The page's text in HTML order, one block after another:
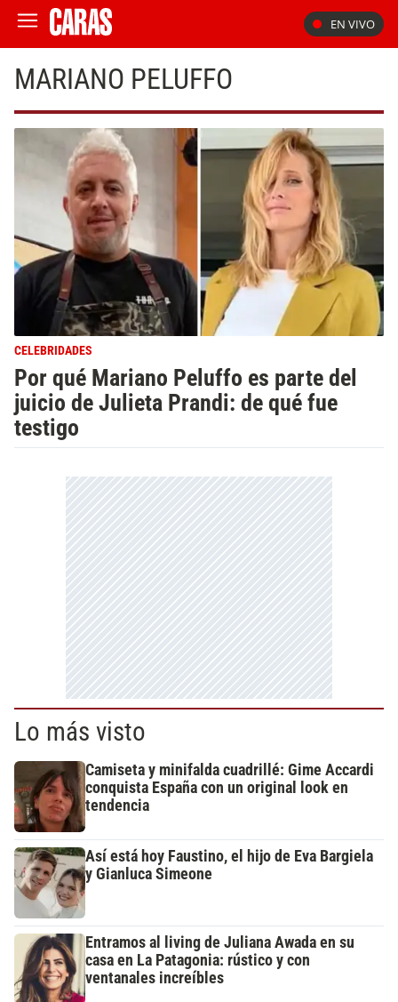
EN VIVO
MARIANO PELUFFO
CELEBRIDADES
Por qué Mariano Peluffo es parte del
juicio de Julieta Prandi: de qué fue
testigo
Lo más visto
Camiseta y minifalda cuadrillé: Gime Accardi
conquista España con un original look en
tendencia
Así está hoy Faustino, el hijo de Eva Bargiela
y Gianluca Simeone
Entramos al living de Juliana Awada en su
casa en La Patagonia: rústico y con
ventanales increíbles